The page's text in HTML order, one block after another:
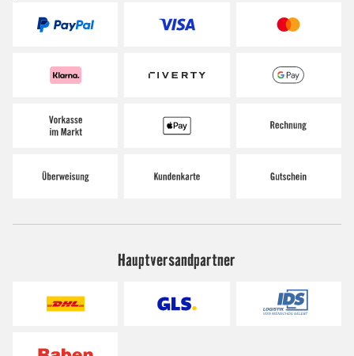
Hauptversandpartner